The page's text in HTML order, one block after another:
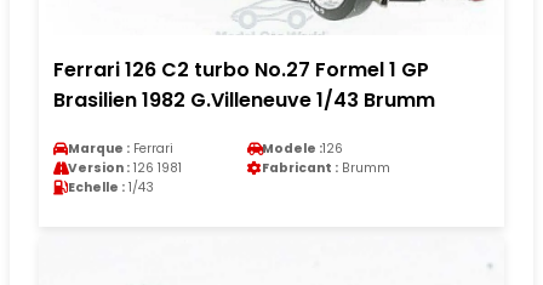
Ferrari 126 C2 turbo No.27 Formel 1 GP
Brasilien 1982 G.Villeneuve 1/43 Brumm
Marque : Ferrari Modele :126
Version : 126 1981 Fabricant : Brumm
Echelle : 1/43